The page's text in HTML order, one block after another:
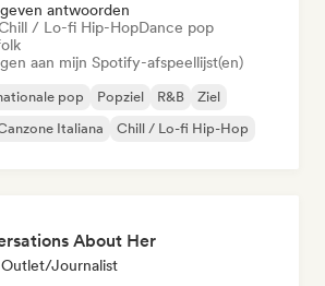
antwoorden
/ Lo-fi Hip-HopDance pop
aan mijn Spotify-afspeellijst(en)
pop Popziel R&B
Ziel
Italiana Chill / Lo-fi Hip-Hop
About Her
Journalist